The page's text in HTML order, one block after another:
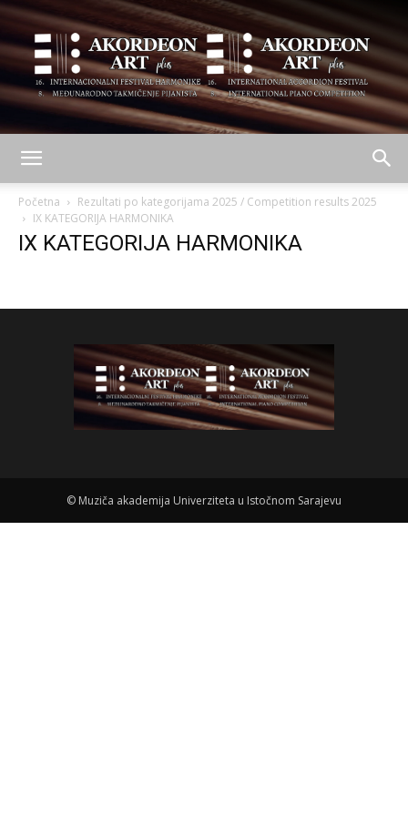
ART
Početna
Rezultati po kategorijama 2025 / Competition results 2025
IX KATEGORIJA HARMONIKA
IX KATEGORIJA HARMONIKA
© Muziča akademija Univerziteta u Istočnom Sarajevu